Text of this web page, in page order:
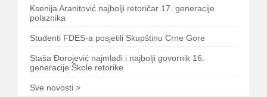
Ksenija Aranitović najbolji retoričar 17. generacije
polaznika
Studenti FDES-a posjetili Skupštinu Crne Gore
Staša Đorojević najmlađi i najbolji govornik 16.
generacije Škole retorike
Sve novosti >